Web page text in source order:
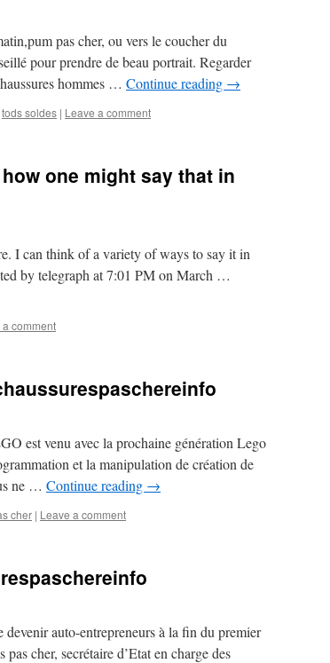
pas cher, ou vers le coucher du
pour prendre de beau portrait. Regarder
hommes … Continue reading →
tods soldes | Leave a comment
one might say that in
I can think of a variety of ways to say it in
by telegraph at 7:01 PM on March …
comment
est venu avec la prochaine génération Lego
et la manipulation de création de
ne … Continue reading →
cher | Leave a comment
devenir auto-entrepreneurs à la fin du premier
cher, secrétaire d’Etat en charge des